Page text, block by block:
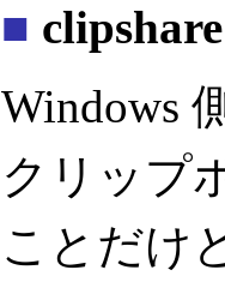
■
Windows
クリップ
ことだけ